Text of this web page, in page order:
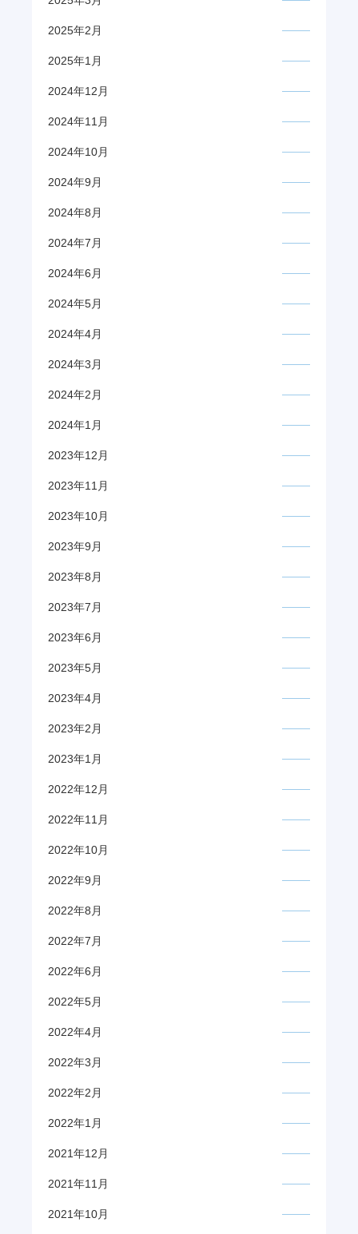
2025年2月
2025年1月
2024年12月
2024年11月
2024年10月
2024年9月
2024年8月
2024年7月
2024年6月
2024年5月
2024年4月
2024年3月
2024年2月
2024年1月
2023年12月
2023年11月
2023年10月
2023年9月
2023年8月
2023年7月
2023年6月
2023年5月
2023年4月
2023年2月
2023年1月
2022年12月
2022年11月
2022年10月
2022年9月
2022年8月
2022年7月
2022年6月
2022年5月
2022年4月
2022年3月
2022年2月
2022年1月
2021年12月
2021年11月
2021年10月